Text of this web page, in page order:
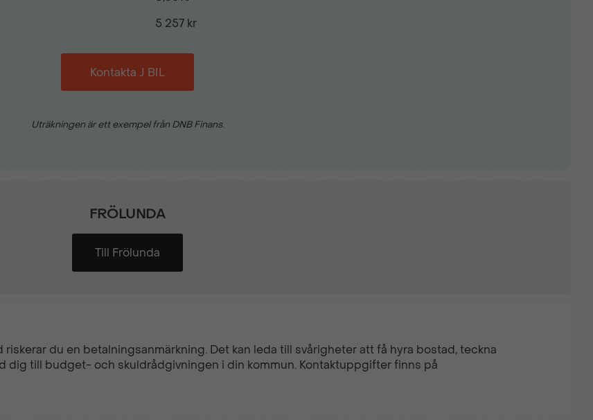
5 257 kr
Kontakta J BIL
Uträkningen är ett exempel från DNB Finans.
FRÖLUNDA
Till Frölunda
du en betalningsanmärkning. Det kan leda till svårigheter att få hyra bostad, teckna
dig till budget- och skuldrådgivningen i din kommun. Kontaktuppgifter finns på